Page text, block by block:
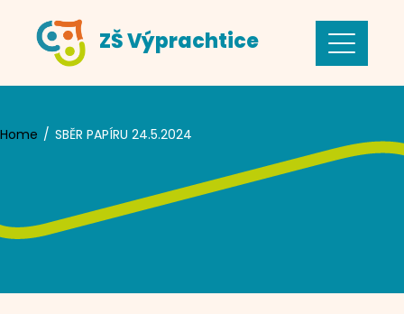
content
ZŠ Výprachtice
Home SBĚR PAPÍRU 24.5.2024